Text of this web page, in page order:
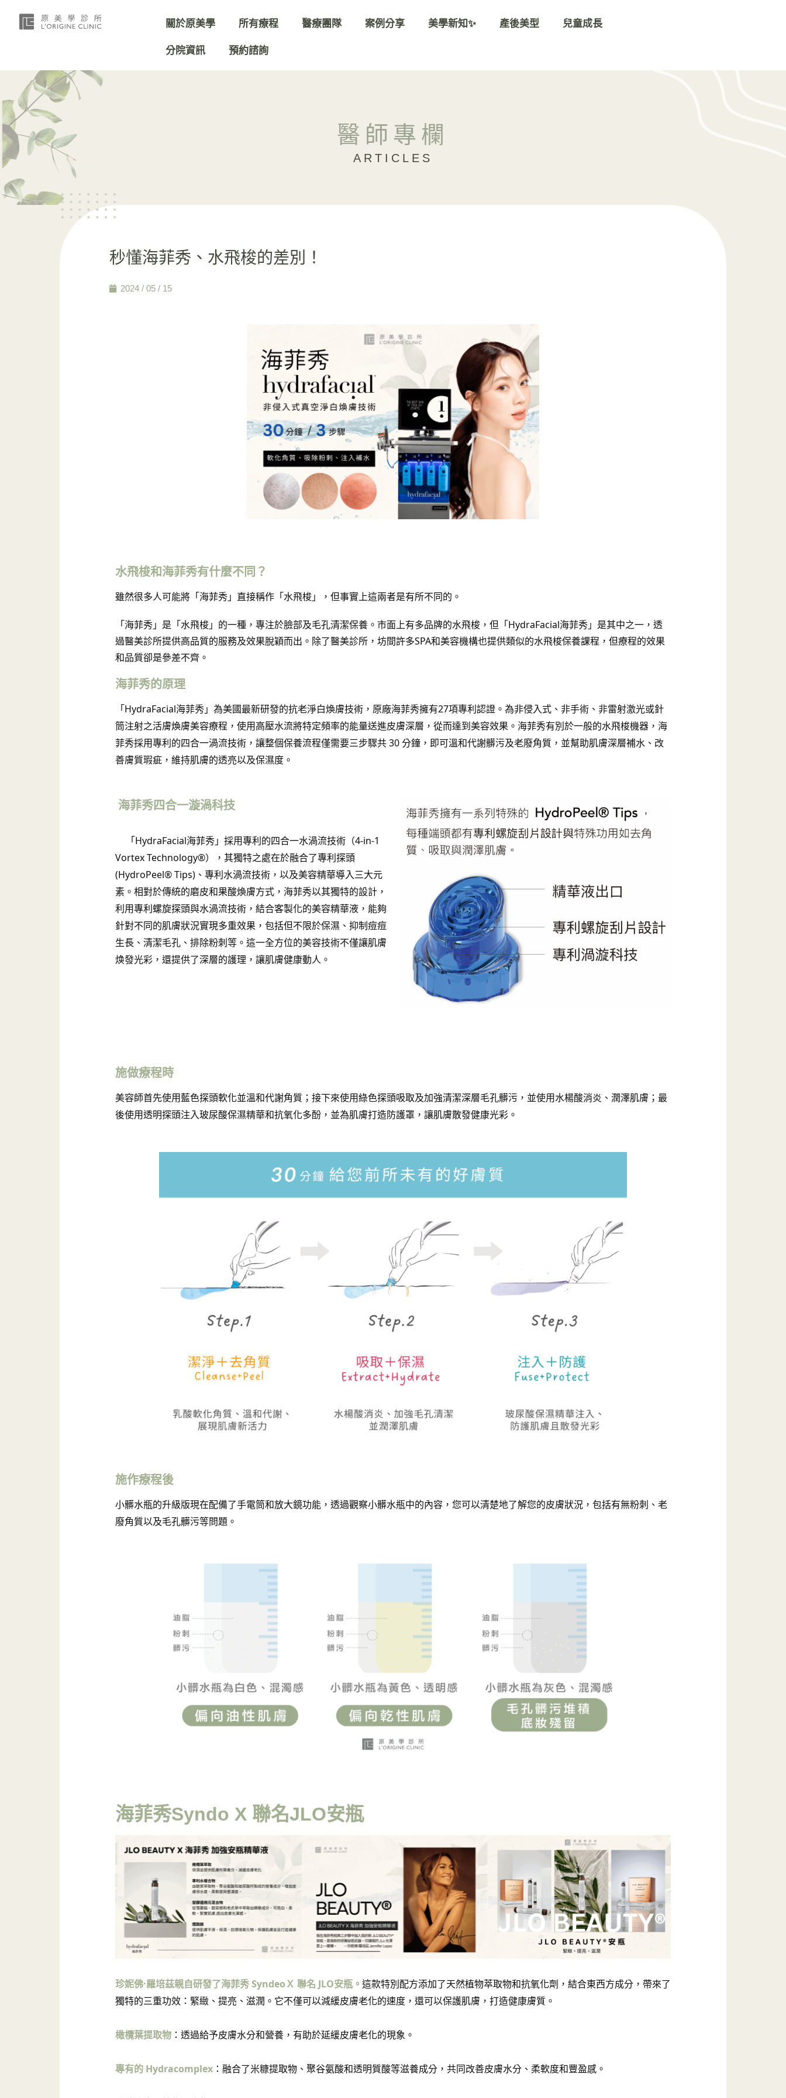
關於原美學 所有療程 醫療團隊 案例分享 美學新知✨ 產後美型 兒童成長
分院資訊 預約諮詢
醫師專欄
ARTICLES
秒懂海菲秀、水飛梭的差別！
2024 / 05 / 15
水飛梭和海菲秀有什麼不同？
雖然很多人可能將「海菲秀」直接稱作 「水飛梭」 ，但事實上這兩者是有所不同的。
「海菲秀」是「水飛梭」的一種，專注於臉部及毛孔清潔保養。市面上有多品牌的水飛梭，但「HydraFacial海菲秀」是其中之一，透
過醫美診所提供高品質的服務及效果脫穎而出。 除了醫美診所，坊間許多SPA和美容機構也提供類似的水飛梭保養課程，但療程的效果
和品質卻是參差不齊。
海菲秀的原理
「HydraFacial海菲秀」為美國最新研發的抗老淨白煥膚技術，原廠海菲秀擁有27項專利認證。為非侵入式、非手術、非雷射激光或針
筒注射之活膚煥膚美容療程，使用高壓水流將特定頻率的能量送進皮膚深層，從而達到美容效果。海菲秀有別於一般的水飛梭機器，海
菲秀採用專利的四合一渦流技術，讓整個保養流程僅需要三步驟共 30 分鐘，即可溫和代謝髒污及老廢角質，並幫助肌膚深層補水、改
善膚質瑕疵，維持肌膚的透亮以及保濕度。
海菲秀四合一漩渦科技
「HydraFacial海菲秀」採用專利的四合一水渦流技術（4-in-1
Vortex Technology®），其獨特之處在於融合了專利探頭
(HydroPeel® Tips)、專利水渦流技術，以及美容精華導入三大元
素。相對於傳統的磨皮和果酸煥膚方式，海菲秀以其獨特的設計，
利用專利螺旋探頭與水渦流技術，結合客製化的美容精華液，能夠
針對不同的肌膚狀況實現多重效果，包括但不限於保濕、抑制痘痘
生長、清潔毛孔、排除粉刺等。這一全方位的美容技術不僅讓肌膚
焕發光彩，還提供了深層的護理，讓肌膚健康動人。
施做療程時
美容師首先使用藍色探頭軟化並溫和代謝角質；接下來使用綠色探頭吸取及加強清潔深層毛孔髒污，並使用水楊酸消炎、潤澤肌膚；最
後使用透明探頭注入玻尿酸保濕精華和抗氧化多酚，並為肌膚打造防護罩，讓肌膚散發健康光彩。
施作療程後
小髒水瓶的升級版現在配備了手電筒和放大鏡功能， 透過觀察小髒水瓶中的內容，您可以清楚地了解您的皮膚狀況，包括有無粉刺、老
廢角質以及毛孔髒污等問題。
海菲秀Syndo X 聯名JLO安瓶
珍妮佛·羅培茲親自研發了海菲秀 SyndeoＸ 聯名 JLO安瓶。 這款特別配方添加了天然植物萃取物和抗氧化劑，結合東西方成分，帶來了
獨特的三重功效：緊緻、提亮、滋潤。它不僅可以減緩皮膚老化的速度，還可以保護肌膚，打造健康膚質。
橄欖葉提取物 ：透過給予皮膚水分和營養，有助於延緩皮膚老化的現象。
專有的 Hydracomplex ：融合了米糠提取物、聚谷氨酸和透明質酸等滋養成分，共同改善皮膚水分、柔軟度和豐盈感。